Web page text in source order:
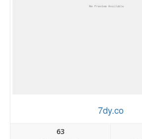
7dy.co
63